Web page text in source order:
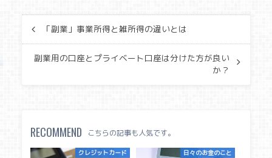
「副業」事業所得と雑所得の違いとは
副業用の口座とプライベート口座は分けた方が良い
か？
RECOMMEND こちらの記事も人気です。
クレジットカード 日々のお金のこと